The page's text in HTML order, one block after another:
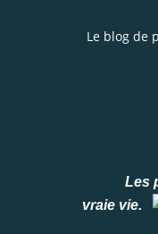
Le blog de
Les
vraie vie.